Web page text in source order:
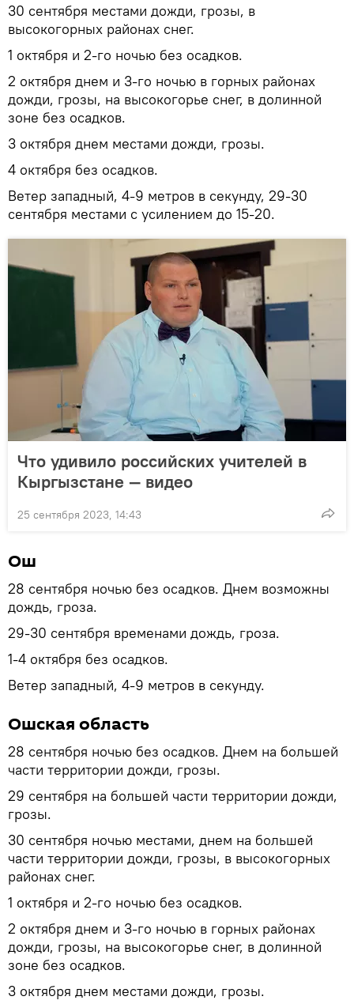
30 сентября местами дожди, грозы, в
высокогорных районах снег.
1 октября и 2-го ночью без осадков.
2 октября днем и 3-го ночью в горных районах
дожди, грозы, на высокогорье снег, в долинной
зоне без осадков.
3 октября днем местами дожди, грозы.
4 октября без осадков.
Ветер западный, 4-9 метров в секунду, 29-30
сентября местами с усилением до 15-20.
Что удивило российских учителей в
Кыргызстане — видео
25 сентября 2023, 14:43
Ош
28 сентября ночью без осадков. Днем возможны
дождь, гроза.
29-30 сентября временами дождь, гроза.
1-4 октября без осадков.
Ветер западный, 4-9 метров в секунду.
Ошская область
28 сентября ночью без осадков. Днем на большей
части территории дожди, грозы.
29 сентября на большей части территории дожди,
грозы.
30 сентября ночью местами, днем на большей
части территории дожди, грозы, в высокогорных
районах снег.
1 октября и 2-го ночью без осадков.
2 октября днем и 3-го ночью в горных районах
дожди, грозы, на высокогорье снег, в долинной
зоне без осадков.
3 октября днем местами дожди, грозы.